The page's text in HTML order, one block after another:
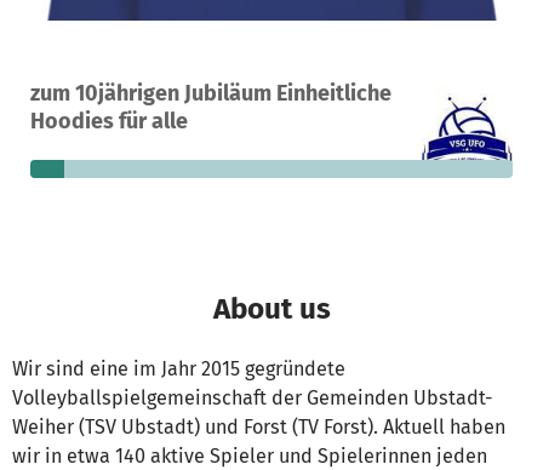
zum 10jährigen Jubiläum Einheitliche
Hoodies für alle
A project in Forst, Germany
11 €4,615
still needed
About us
Wir sind eine im Jahr 2015 gegründete
Volleyballspielgemeinschaft der Gemeinden Ubstadt-
Weiher (TSV Ubstadt) und Forst (TV Forst). Aktuell haben
wir in etwa 140 aktive Spieler und Spielerinnen jeden